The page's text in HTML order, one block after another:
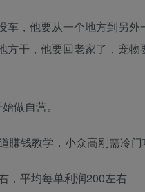
车，他要从一个地方到另
方干，他要回老家了，宠
做自营。
，平均每单利润200左右